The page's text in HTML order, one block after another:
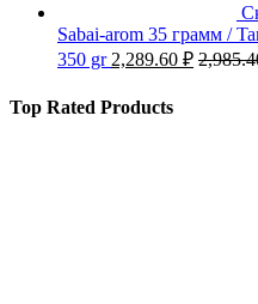
Sabai-arom 35 грамм /
350 gr 2,289.60 ₽
Top Rated Products